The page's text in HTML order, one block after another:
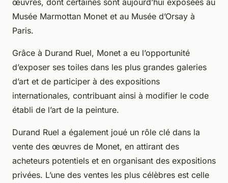
Musée Marmottan Monet et au Musée d’Orsay à
Paris.
Grâce à Durand Ruel, Monet a eu l’opportunité
d’exposer ses toiles dans les plus grandes galeries
d’art et de participer à des expositions
internationales, contribuant ainsi à modifier le code
établi de l’art de la peinture.
Durand Ruel a également joué un rôle clé dans la
vente des œuvres de Monet, en attirant des
acheteurs potentiels et en organisant des expositions
privées. L’une des ventes les plus célèbres est celle